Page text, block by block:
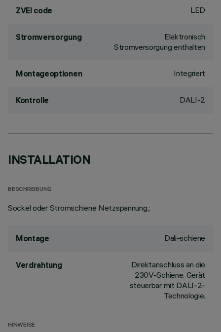
ZVEI code LED
Stromversorgung
Elektronisch
Stromversorgung enthalten
Montageoptionen Integriert
Kontrolle DALI-2
INSTALLATION
BESCHREIBUNG
Sockel oder Stromschiene Netzspannung.;
Montage Dali-schiene
Verdrahtung
Direktanschluss an die
230V-Schiene. Gerät
steuerbar mit DALI-2-
Technologie.
HINWEISE